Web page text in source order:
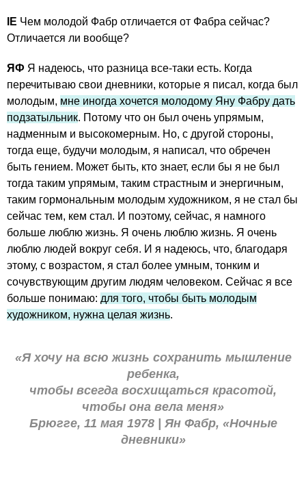
IE Чем молодой Фабр отличается от Фабра сейчас?
Отличается ли вообще?
ЯФ Я надеюсь, что разница все-таки есть. Когда
перечитываю свои дневники, которые я писал, когда был
молодым, мне иногда хочется молодому Яну Фабру дать
подзатыльник. Потому что он был очень упрямым,
надменным и высокомерным. Но, с другой стороны,
тогда еще, будучи молодым, я написал, что обречен
быть гением. Может быть, кто знает, если бы я не был
тогда таким упрямым, таким страстным и энергичным,
таким гормональным молодым художником, я не стал бы
сейчас тем, кем стал. И поэтому, сейчас, я намного
больше люблю жизнь. Я очень люблю жизнь. Я очень
люблю людей вокруг себя. И я надеюсь, что, благодаря
этому, с возрастом, я стал более умным, тонким и
сочувствующим другим людям человеком. Сейчас я все
больше понимаю: для того, чтобы быть молодым
художником, нужна целая жизнь.
«Я хочу на всю жизнь сохранить мышление
ребенка,
чтобы всегда восхищаться красотой,
чтобы она вела меня»
Брюгге, 11 мая 1978 | Ян Фабр, «Ночные
дневники»